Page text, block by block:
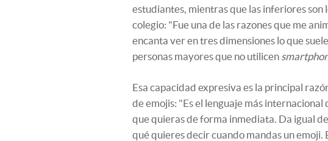
estudiantes, mientras que las inferiores son
colegio: "Fue una de las razones que me
encanta ver en tres dimensiones lo que
personas mayores que no utilicen
Esa capacidad expresiva es la principal
de emojis: "Es el lenguaje más
que quieras de forma inmediata. Da igual
qué quieres decir cuando mandas un emoji.